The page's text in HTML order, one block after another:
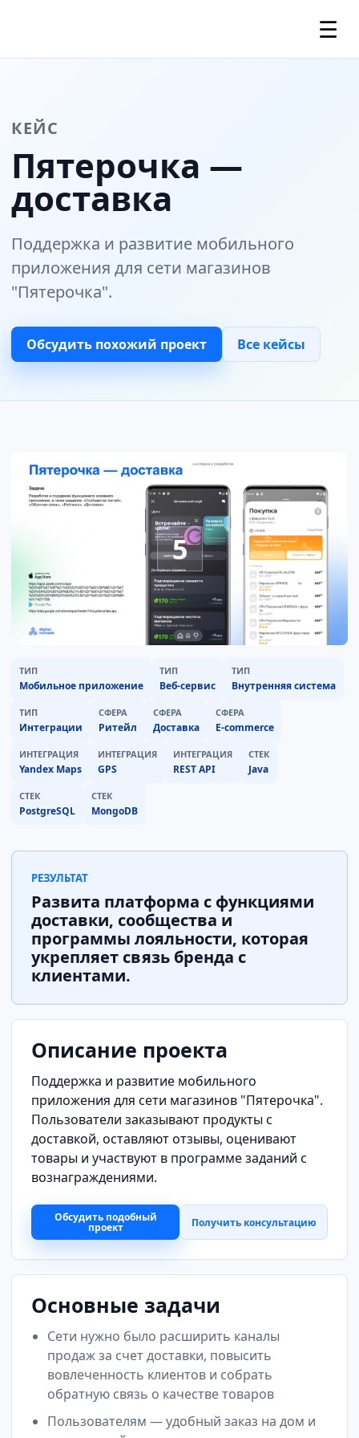
☰
КЕЙС
Пятерочка —
доставка
Поддержка и развитие мобильного
приложения для сети магазинов
"Пятерочка".
Обсудить похожий проект Все кейсы
5
ТИП
Мобильное приложение
ТИП
Веб-сервис
ТИП
Внутренняя система
ТИП
Интеграции
СФЕРА
Ритейл
СФЕРА
Доставка
СФЕРА
E-commerce
ИНТЕГРАЦИЯ
Yandex Maps
ИНТЕГРАЦИЯ
GPS
ИНТЕГРАЦИЯ
REST API
СТЕК
Java
СТЕК
PostgreSQL
СТЕК
MongoDB
РЕЗУЛЬТАТ
Развита платформа с функциями
доставки, сообщества и
программы лояльности, которая
укрепляет связь бренда с
клиентами.
Описание проекта
Поддержка и развитие мобильного
приложения для сети магазинов "Пятерочка".
Пользователи заказывают продукты с
доставкой, оставляют отзывы, оценивают
товары и участвуют в программе заданий с
вознаграждениями.
Обсудить подобный
проект Получить консультацию
Основные задачи
Сети нужно было расширить каналы
продаж за счет доставки, повысить
вовлеченность клиентов и собрать
обратную связь о качестве товаров
Пользователям — удобный заказ на дом и